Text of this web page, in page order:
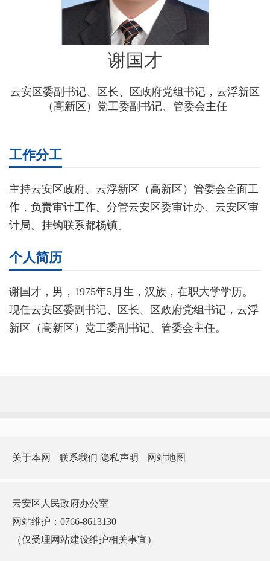
谢国才
云安区委副书记、区长、区政府党组书记，云浮新区
（高新区）党工委副书记、管委会主任
工作分工
主持云安区政府、云浮新区（高新区）管委会全面工
作，负责审计工作。分管云安区委审计办、云安区审
计局。挂钩联系都杨镇。
个人简历
谢国才，男，1975年5月生，汉族，在职大学学历。
现任云安区委副书记、区长、区政府党组书记，云浮
新区（高新区）党工委副书记、管委会主任。
关于本网 联系我们 隐私声明 网站地图
云安区人民政府办公室
网站维护：0766-8613130
（仅受理网站建设维护相关事宜）